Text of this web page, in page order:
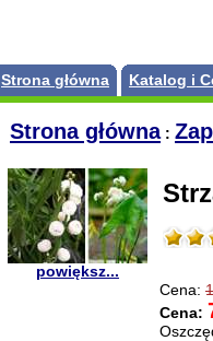
Strona główna Katalog i
Strona główna:
powiększ...
Cena:
Cena: